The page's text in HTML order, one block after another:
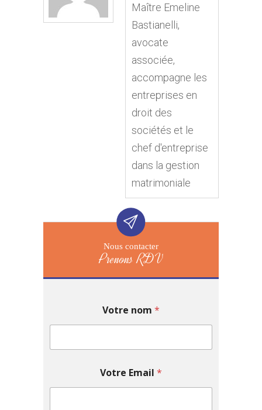
Maître Emeline
Bastianelli,
avocate
associée,
accompagne les
entreprises en
droit des
sociétés et le
chef d'entreprise
dans la gestion
matrimoniale
Nous contacter
Prenons RDV
Votre nom *
Votre Email *